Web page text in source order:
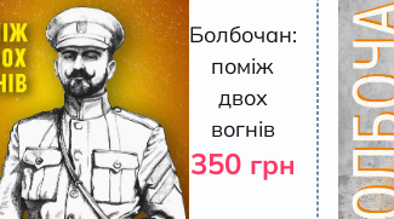
Болбочан:
поміж
двох
вогнів
350 грн